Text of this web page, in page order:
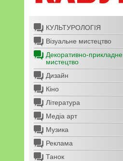
КУЛЬТУРОЛОГІЯ
Візуальне мистецтво
Декоративно-прикладне
мистецтво
Дизайн
Кіно
Література
Медіа арт
Музика
Реклама
Танок